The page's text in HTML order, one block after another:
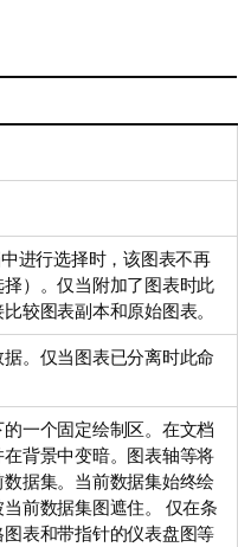
进行选择时，该图表不再
）。仅当附加了图表时此
较图表副本和原始图表。
。仅当图表已分离时此命
一个固定绘制区。在文档
背景中变暗。图表轴等将
据集。当前数据集始终绘
前数据集图遮住。 仅在条
图表和带指针的仪表盘图等